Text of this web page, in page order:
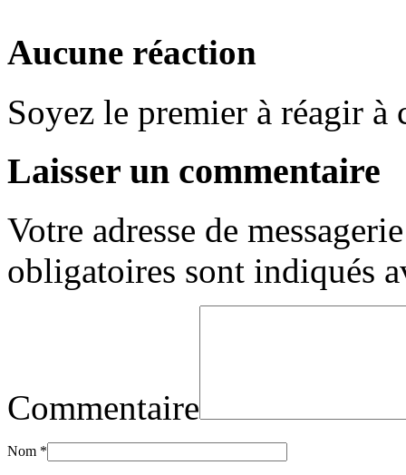
Aucune réaction
Soyez le premier à réagir à
Laisser un commentaire
Votre adresse de
obligatoires sont indiqués
Commentaire
Nom *